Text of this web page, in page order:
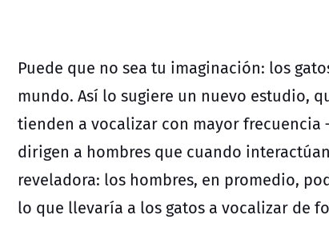
Puede que no sea tu imaginación: los
mundo. Así lo sugiere un nuevo estudio,
tienden a vocalizar con mayor frecuencia
dirigen a hombres que cuando
reveladora: los hombres, en promedio,
lo que llevaría a los gatos a vocalizar de